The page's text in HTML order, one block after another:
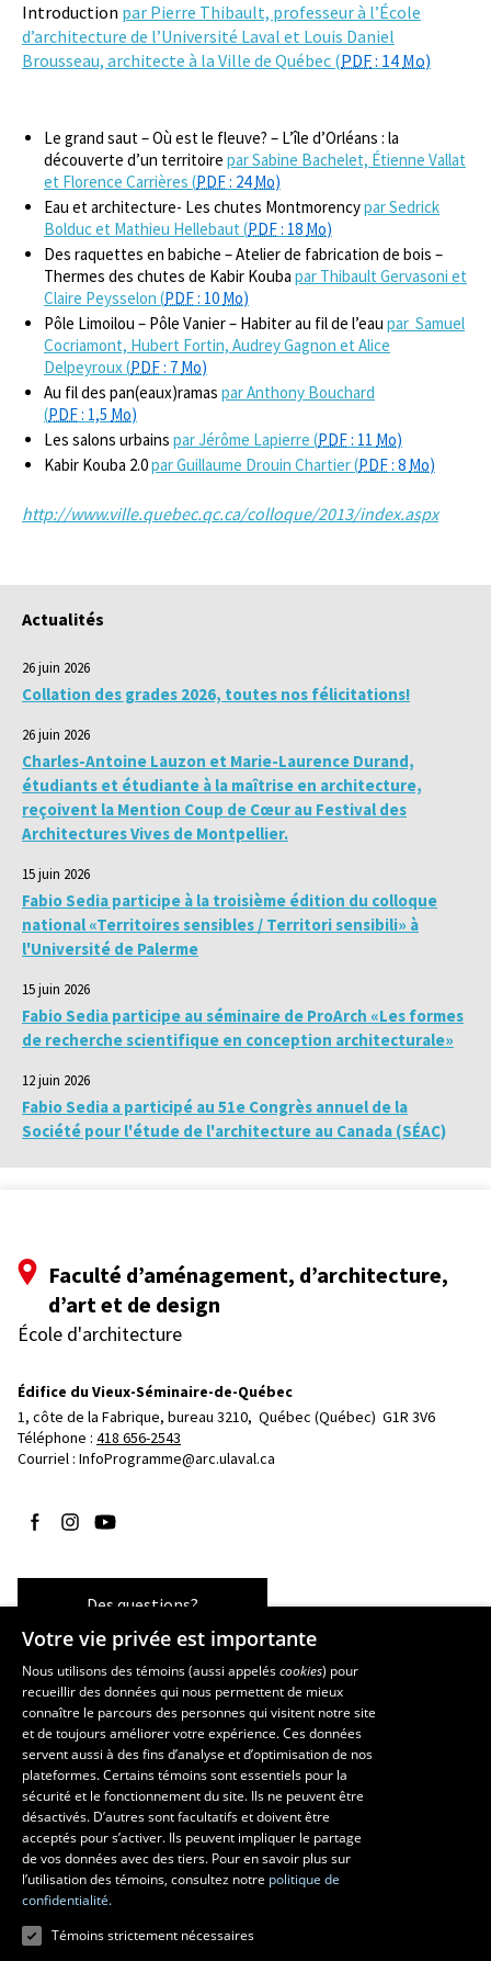
Introduction par Pierre Thibault, professeur à l’École
d’architecture de l’Université Laval et Louis Daniel
Brousseau, architecte à la Ville de Québec (PDF: 14 Mo)
Le grand saut – Où est le fleuve? – L’île d’Orléans : la
découverte d’un territoire par Sabine Bachelet, Étienne Vallat
et Florence Carrières (PDF: 24Mo)
Eau et architecture- Les chutes Montmorencypar Sedrick
Bolduc et Mathieu Hellebaut (PDF: 18 Mo)
Des raquettes en babiche – Atelier de fabrication de bois –
Thermes des chutes de Kabir Kouba par Thibault Gervasoni et
Claire Peysselon (PDF: 10 Mo)
Pôle Limoilou – Pôle Vanier – Habiter au fil de l’eau par Samuel
Cocriamont, Hubert Fortin, Audrey Gagnon et Alice
Delpeyroux (PDF: 7 Mo)
Au fil des pan(eaux)ramas par Anthony Bouchard
(PDF: 1,5 Mo)
Les salons urbains par Jérôme Lapierre (PDF: 11 Mo)
Kabir Kouba 2.0par Guillaume Drouin Chartier (PDF: 8 Mo)
http://www.ville.quebec.qc.ca/colloque/2013/index.aspx
Actualités
26 juin 2026
Collation des grades 2026, toutes nos félicitations!
26 juin 2026
Charles-Antoine Lauzon et Marie-Laurence Durand,
étudiants et étudiante à la maîtrise en architecture,
reçoivent la Mention Coup de Cœur au Festival des
Architectures Vives de Montpellier.
15 juin 2026
Fabio Sedia participe à la troisième édition du colloque
national «Territoires sensibles / Territori sensibili» à
l'Université de Palerme
15 juin 2026
Fabio Sedia participe au séminaire de ProArch «Les formes
de recherche scientifique en conception architecturale»
12 juin 2026
Fabio Sedia a participé au 51e Congrès annuel de la
Société pour l'étude de l'architecture au Canada (SÉAC)
Faculté d’aménagement, d’architecture,
d’art et de design
École d'architecture
Édifice du Vieux-Séminaire-de-Québec
1, côte de la Fabrique, bureau 3210, Québec (Québec)  G1R 3V6
Téléphone : 418 656-2543
Courriel : InfoProgramme@arc.ulaval.ca
Suivez-nous sur Facebook
Suivez-nous sur Instagram
Suivez-nous sur YouTube
Des questions?
Les écoles et la recherche
École d’art
École supérieure d’aménagement du territoire et de développement
régional
École de design
Centre de recherche en aménagement et développement
Votre vie privée est importante
Nous utilisons des témoins (aussi appeléscookies) pour
recueillir des données qui nous permettent de mieux
connaître le parcours des personnes qui visitent notre site
et de toujours améliorer votre expérience. Ces données
servent aussi à des fins d’analyse et d’optimisation de nos
plateformes. Certains témoins sont essentiels pour la
sécurité et le fonctionnement du site. Ils ne peuvent être
désactivés. D’autres sont facultatifs et doivent être
acceptés pour s’activer. Ils peuvent impliquer le partage
de vos données avec des tiers. Pour en savoir plus sur
l’utilisation des témoins, consultez notre politique de
confidentialité.
Témoins strictement nécessaires